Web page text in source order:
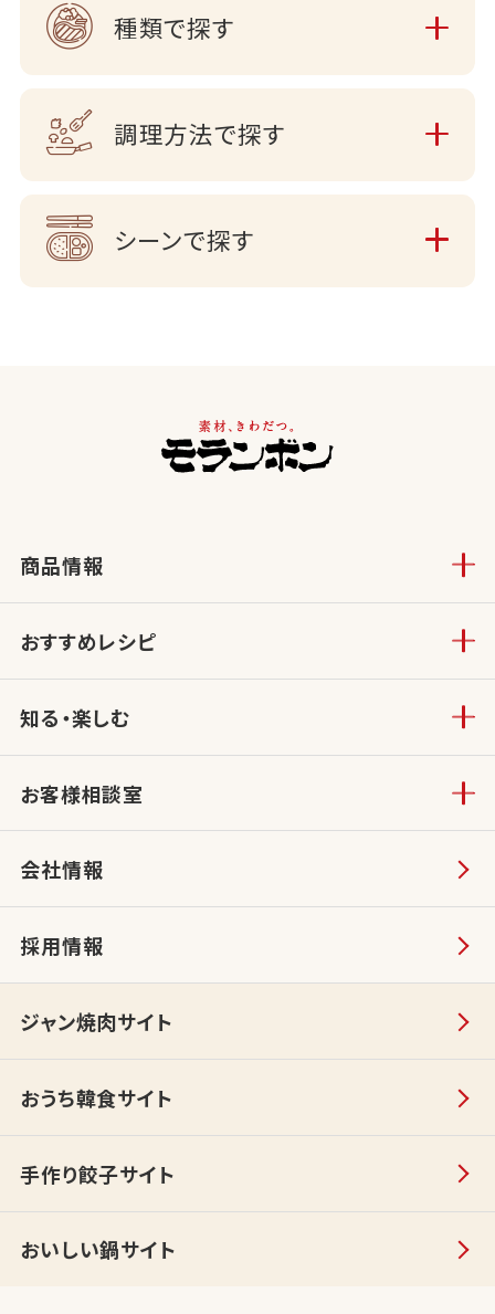
種類で探す
調理方法で探す
シーンで探す
商品情報
おすすめレシピ
知る・楽しむ
お客様相談室
会社情報
採用情報
ジャン焼肉サイト
おうち韓食サイト
手作り餃子サイト
おいしい鍋サイト